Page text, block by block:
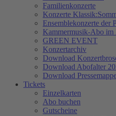
Familienkonzerte
Konzerte
Ensemblekonzerte der
Kammermusik-Abo im
GREEN EVENT
Konzertarchiv
Download
Download Abofalter
Download
Tickets
Einzelkarten
Abo buchen
Gutscheine